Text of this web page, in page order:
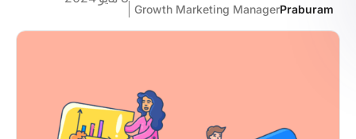
Praburam
Growth Marketing Manager